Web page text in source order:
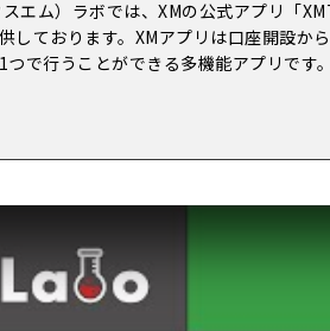
エム）ラボでは、XMの公式アプリ「
しております。XMアプリは口座開設から
で行うことができる多機能アプリです